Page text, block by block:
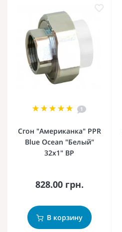
1
Сгон "Американка" PPR
Blue Ocean "Белый"
32х1" ВР
828.00 грн.
В корзину